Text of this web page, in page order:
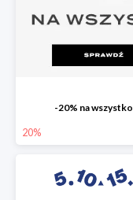
-20% na wszystko
20%